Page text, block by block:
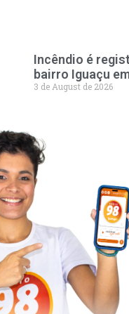
Incêndio é
bairro Iguaçu
3 de August de 2026